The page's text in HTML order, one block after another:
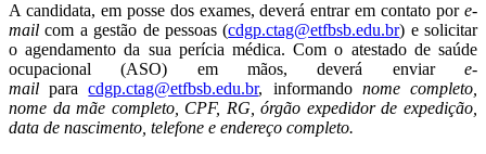
A candidata, em posse dos exames, deverá entrar em contato por e-
mail com a gestão de pessoas (cdgp.ctag@etfbsb.edu.br) e solicitar
o agendamento da sua perícia médica. Com o atestado de saúde
ocupacional (ASO) em mãos, deverá enviar e-
mail paracdgp.ctag@etfbsb.edu.br, informando nome completo,
nome da mãe completo, CPF, RG, órgão expedidor de expedição,
data de nascimento, telefone e endereço completo.